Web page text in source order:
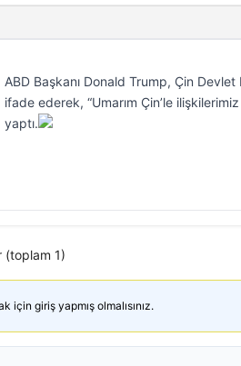
ABD Başkanı Donald Trump, Çin Devlet
ifade ederek, “Umarım Çin’le
yaptı.
(toplam 1)
için giriş yapmış olmalısınız.